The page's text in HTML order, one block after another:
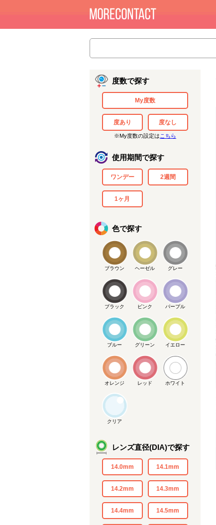
度数で探す
My度数
度あり 度なし
※My度数の設定は こちら
使用期間で探す
ワンデー 2週間
1ヶ月
色で探す
ブラウン ヘーゼル グレー
ブラック ピンク パープル
ブルー グリーン イエロー
オレンジ レッド ホワイト
クリア
レンズ直径(DIA)で探す
14.0mm 14.1mm
14.2mm 14.3mm
14.4mm 14.5mm